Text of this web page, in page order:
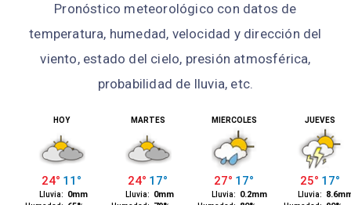
Pronóstico meteorológico con datos de
temperatura, humedad, velocidad y dirección del
viento, estado del cielo, presión atmosférica,
probabilidad de lluvia, etc.